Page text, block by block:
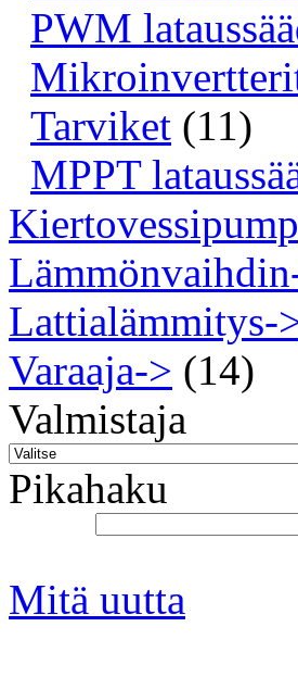
PWM
Tarviket (11)
MPPT
Lattialämmitys-
Varaaja-> (14)
Valmistaja
Pikahaku
Mitä uutta